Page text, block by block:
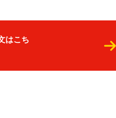
はこち